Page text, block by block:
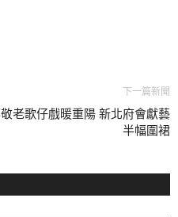
下一篇新聞
敬老歌仔戲暖重陽 新北府會獻藝
半幅圍裙